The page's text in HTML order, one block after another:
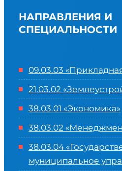
НАПРАВЛЕНИЯ И
СПЕЦИАЛЬНОСТИ
09.03.03
21.03.02
38.03.01 «Экономика»
38.03.02
38.03.04
муниципальное